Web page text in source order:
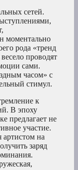
сетей.
моментально
рода «тренд
проводят
сами.
часом» с
стимул.
к
В эпоху
предлагает не
участие.
артистом на
заряд